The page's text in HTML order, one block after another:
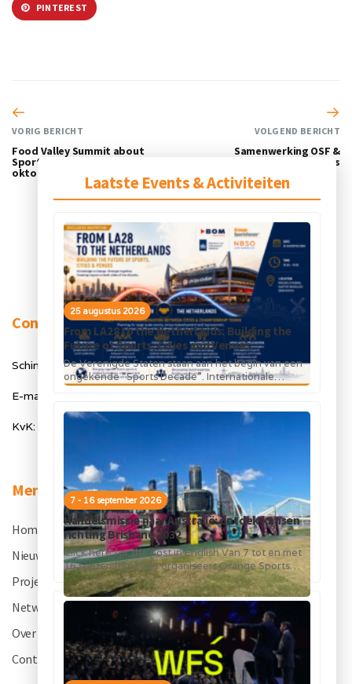
Laatste Events & Activiteiten
25 augustus 2026
From LA28 to the Netherlands: Building the
Future of Sports, Cities and Venues
De Verenigde Staten staan aan het begin van een
ongekende “Sports Decade”. Internationale
topsportevenementen en grote investeringen in
7 - 16 september 2026
Handelsmissie naar Australië: ontdek kansen
richting Brisbane 2032
Click here for the post in English Van 7 tot en met
16 september 2026 organiseert Orange Sports
Forum in...
PINTEREST
VORIG BERICHT
Food Valley Summit about
Sports and Nutrition 10 en 11
oktober, Ede
VOLGEND BERICHT
Samenwerking OSF &
NLinBusiness
Contact
Schimmelt 40, 5611 ZX Eindhoven
E-mail: info@orangesportsforum.com
KvK: 50334905
Menu
Home
Nieuws
Projecten
Netwerk
Over OSF
Contact